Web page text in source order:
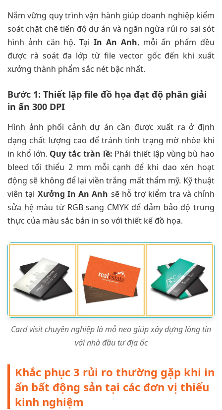
Nắm vững quy trình vận hành giúp doanh nghiệp kiểm
soát chặt chẽ tiến độ dự án và ngăn ngừa rủi ro sai sót
hình ảnh căn hộ. TạiIn An Anh, mỗi ấn phẩm đều
được rà soát đa lớp từ file vector gốc đến khi xuất
xưởng thành phẩm sắc nét bậc nhất.
Bước 1: Thiết lập file đồ họa đạt độ phân giải
in ấn 300 DPI
Hình ảnh phối cảnh dự án cần được xuất ra ở định
dạng chất lượng cao để tránh tình trạng mờ nhòe khi
in khổ lớn. Quy tắc tràn lề: Phải thiết lập vùng bù hao
bleed tối thiểu 2 mm mỗi cạnh để khi dao xén hoạt
động sẽ không để lại viền trắng mất thẩm mỹ. Kỹ thuật
viên tại Xưởng In An Anh sẽ hỗ trợ kiểm tra và chỉnh
sửa hệ màu từ RGB sang CMYK để đảm bảo độ trung
thực của màu sắc bản in so với thiết kế đồ họa.
Card visit chuyên nghiệp là mỏ neo giúp xây dựng lòng tin
với nhà đầu tư địa ốc
Khắc phục 3 rủi ro thường gặp khi in
ấn bất động sản tại các đơn vị thiếu
kinh nghiệm